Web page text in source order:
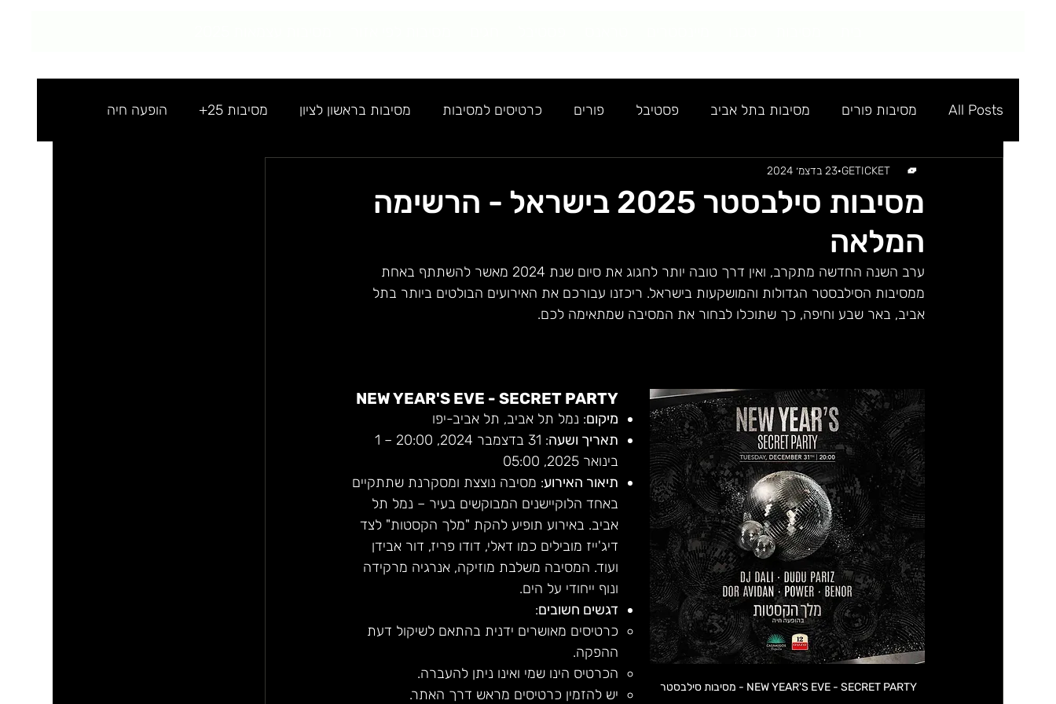
All Posts מסיבות פורים מסיבות בתל אביב פסטיבל פורים כרטיסים למסיבות מסיבות בראשון לציון מסיבות 25+ הופעה חיה
ששון שאולוב מועדון גגרין אלכוהול חופשי
מסיבות סילבסטר 2025 בישראל - הרשימה
המלאה
GETICKET 23 בדצמ׳ 2024
ערב השנה החדשה מתקרב, ואין דרך טובה יותר לחגוג את סיום שנת 2024 מאשר להשתתף באחת
ממסיבות הסילבסטר הגדולות והמושקעות בישראל. ריכזנו עבורכם את האירועים הבולטים ביותר בתל
אביב, באר שבע וחיפה, כך שתוכלו לבחור את המסיבה שמתאימה לכם.
NEW YEAR'S EVE - SECRET PARTY - מסיבות סילבסטר
NEW YEAR'S EVE - SECRET PARTY
מיקום: נמל תל אביב, תל אביב-יפו
תאריך ושעה
בינואר 2025, 05:00
תיאור האירוע: מסיבה נוצצת ומסקרנת שתתקיים
באחד הלוקיישנים המבוקשים בעיר – נמל תל
אביב. באירוע תופיע להקת "מלך הקסטות" לצד
דיג'ייז מובילים כמו דאלי, דודו פריז, דור אבידן
ועוד. המסיבה משלבת מוזיקה, אנרגיה מרקידה
ונוף ייחודי על הים.
דגשים חשובים:
כרטיסים מאושרים ידנית בהתאם לשיקול דעת
ההפקה.
הכרטיס הינו שמי ואינו ניתן להעברה.
יש להזמין כרטיסים מראש דרך האתר.